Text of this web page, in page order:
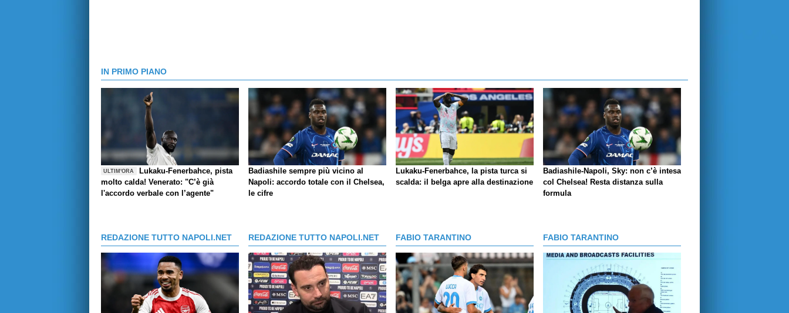
IN PRIMO PIANO
ULTIM'ORA
Lukaku-Fenerbahce, pista
molto calda! Venerato: "C’è già
l'accordo verbale con l’agente"
Badiashile sempre più vicino al
Napoli: accordo totale con il Chelsea,
le cifre
Lukaku-Fenerbahce, la pista turca si
scalda: il belga apre alla destinazione
Badiashile-Napoli, Sky: non c’è intesa
col Chelsea! Resta distanza sulla
formula
REDAZIONE TUTTO NAPOLI.NET REDAZIONE TUTTO NAPOLI.NET FABIO TARANTINO FABIO TARANTINO